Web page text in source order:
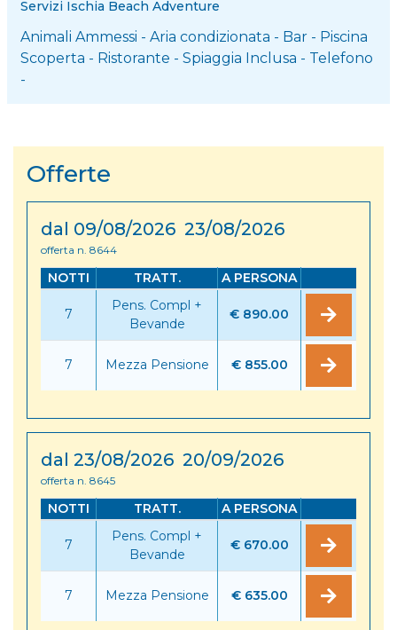
Servizi Ischia Beach Adventure
Animali Ammessi - Aria condizionata - Bar - Piscina
Scoperta - Ristorante - Spiaggia Inclusa - Telefono
-
Offerte
dal 09/08/2026 23/08/2026
offerta n. 8644
NOTTI TRATT. A PERSONA
7
Pens. Compl +
Bevande
€ 890.00
7 Mezza Pensione € 855.00
dal 23/08/2026 20/09/2026
offerta n. 8645
NOTTI TRATT. A PERSONA
7
Pens. Compl +
Bevande
€ 670.00
7 Mezza Pensione € 635.00